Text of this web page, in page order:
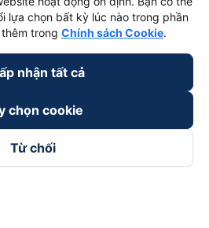
lựa chọn bất kỳ lúc nào trong phần
trong Chính sách Cookie.
nhận tất cả
chọn cookie
Từ chối